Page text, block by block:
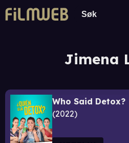
Jimena
Who Said Detox?
2022